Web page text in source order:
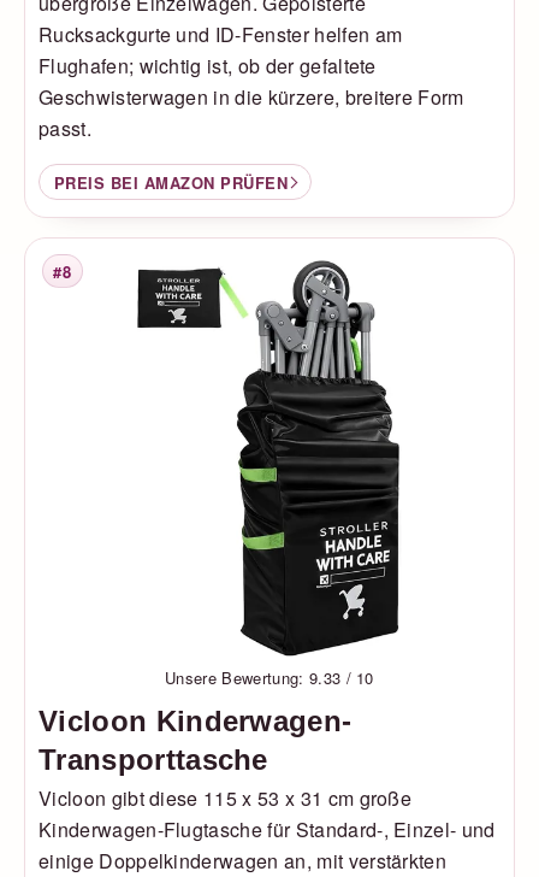
Rucksackgurte und ID-Fenster helfen am
Flughafen; wichtig ist, ob der gefaltete
Geschwisterwagen in die kürzere, breitere Form
passt.
PREIS BEI AMAZON PRÜFEN
Platzierung
#8
Unsere Bewertung: 9.33 / 10
Vicloon Kinderwagen-
Transporttasche
Vicloon gibt diese 115 x 53 x 31 cm große
Kinderwagen-Flugtasche für Standard-, Einzel- und
einige Doppelkinderwagen an, mit verstärkten